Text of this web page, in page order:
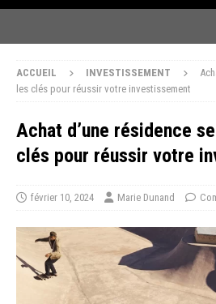
ACCUEIL INVESTISSEMENT
les clés pour réussir votre investissement
Achat d’une résidence
clés pour réussir votre
février 10, 2024 Marie Dunand